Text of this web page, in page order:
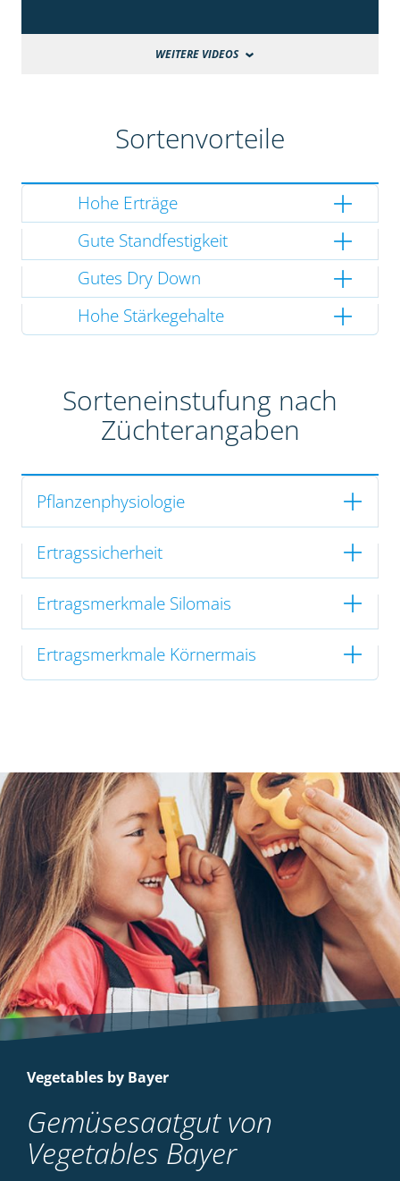
WEITERE VIDEOS
Sortenvorteile
Hohe Erträge
Gute Standfestigkeit
Gutes Dry Down
Hohe Stärkegehalte
Sorteneinstufung nach
Züchterangaben
Pflanzenphysiologie
Ertragssicherheit
Ertragsmerkmale Silomais
Ertragsmerkmale Körnermais
Vegetables by Bayer
Gemüsesaatgut von
Vegetables Bayer